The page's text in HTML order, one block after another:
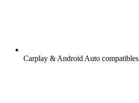
Carplay & Android Auto compatibles